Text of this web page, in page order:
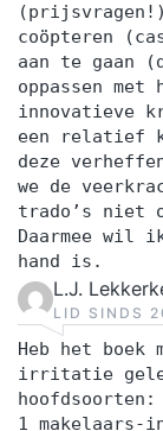
coöpteren
aan te gaan
oppassen
innovatieve
een relatief
deze
we de
trado’s niet
Daarmee wil
hand is.
L.J.
LID SINDS
Heb het boek
irritatie
hoofdsoorten:
1 makelaars-